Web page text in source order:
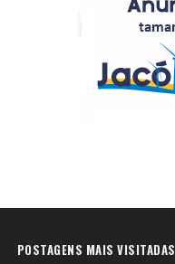
POSTAGENS MAIS VISITADAS